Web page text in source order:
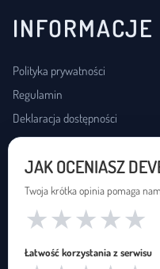
INFORMACJE
Polityka prywatności
Regulamin
Deklaracja dostępności
USŁUGI
Zapętleni ·
JAK OCENIASZ
Twoja krótka opinia pomaga
★
★
★
★
★
Łatwość korzystania z serwisu